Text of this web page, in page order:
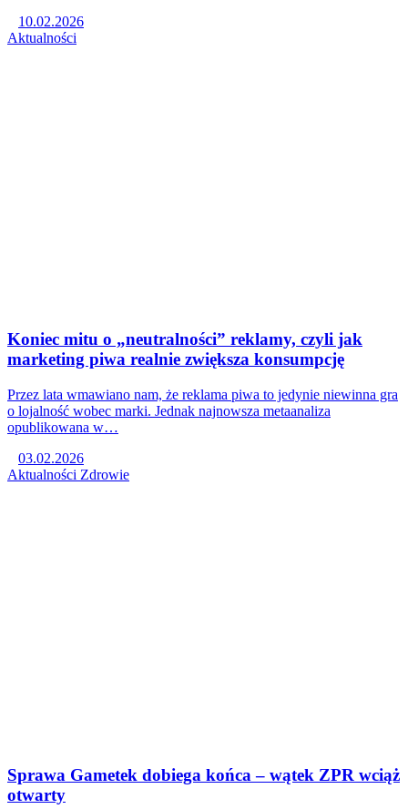
10.02.2026
Aktualności
Koniec mitu o „neutralności” reklamy, czyli jak
marketing piwa realnie zwiększa konsumpcję
Przez lata wmawiano nam, że reklama piwa to jedynie niewinna gra
o lojalność wobec marki. Jednak najnowsza metaanaliza
opublikowana w…
03.02.2026
Aktualności Zdrowie
Sprawa Gametek dobiega końca – wątek ZPR wciąż
otwarty